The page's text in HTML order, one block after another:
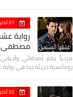
07 أكتوبر 2018
رواية
مصطفي
رومانسية جريئة جدا في
02 أكتوبر 2018